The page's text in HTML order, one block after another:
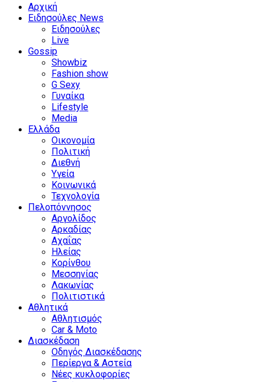
Αρχική
Ειδησούλες News
Ειδησούλες
Live
Gossip
Showbiz
Fashion show
G Sexy
Γυναίκα
Lifestyle
Media
Ελλάδα
Οικονομία
Πολιτική
Διεθνή
Υγεία
Κοινωνικά
Τεχνολογία
Πελοπόννησος
Αργολίδος
Αρκαδίας
Αχαΐας
Ηλείας
Κορίνθου
Μεσσηνίας
Λακωνίας
Πολιτιστικά
Αθλητικά
Αθλητισμός
Car & Moto
Διασκέδαση
Οδηγός Διασκέδασης
Περίεργα & Αστεία
Νέες κυκλοφορίες